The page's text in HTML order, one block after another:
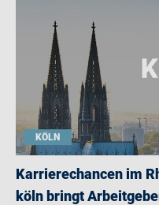
KÖLN
Karrierechancen im
köln bringt